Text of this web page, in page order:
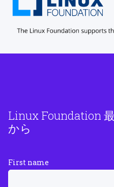
Linux Foundation
から
First name